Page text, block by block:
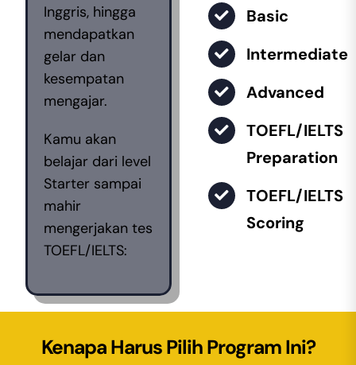
Inggris, hingga
mendapatkan
gelar dan
kesempatan
mengajar.
Kamu akan
belajar dari level
Starter sampai
mahir
mengerjakan tes
TOEFL/IELTS:
Basic
Intermediate
Advanced
TOEFL/IELTS
Preparation
TOEFL/IELTS
Scoring
Kenapa Harus Pilih Program Ini?